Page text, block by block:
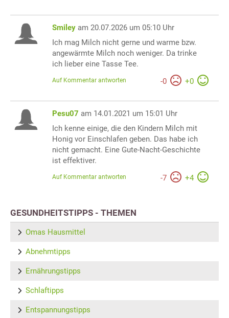
Smiley am 20.07.2026 um 05:10 Uhr
Ich mag Milch nicht gerne und warme bzw.
angewärmte Milch noch weniger. Da trinke
ich lieber eine Tasse Tee.
-0 +0
Auf Kommentar antworten
Pesu07 am 14.01.2021 um 15:01 Uhr
Ich kenne einige, die den Kindern Milch mit
Honig vor Einschlafen geben. Das habe ich
nicht gemacht. Eine Gute-Nacht-Geschichte
ist effektiver.
-7 +4
Auf Kommentar antworten
GESUNDHEITSTIPPS - THEMEN
Omas Hausmittel
Abnehmtipps
Ernährungstipps
Schlaftipps
Entspannungstipps